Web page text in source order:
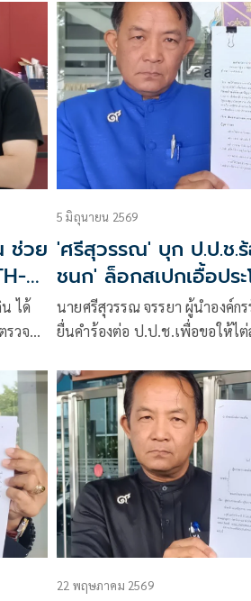
ประมูลหรือไม่
ช่วย
AI
ได้
รวจ
า
งดีอี
5 มิถุนายน 2569
'ศรีสุวรรณ' บุก ป.ป.ช.
ชนก' ล็อกสเปกเอื้อประ
TH-AI Passport
นายศรีสุวรรณ จรรยา ผู้นำองค์ก
ยื่นคำร้องต่อ ป.ป.ช.เพื่อขอให้ไ
เศรษฐกิจและสังคม (ดีอี) กรณีผลั
ทักษะด้านดิจิทัลและปัญญาประ
Passport) อันมีข้อพิรุธ
22 พฤษภาคม 2569